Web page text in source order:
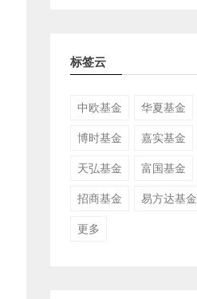
标签云
中欧基金 华夏基金
博时基金 嘉实基金
天弘基金 富国基金
招商基金 易方达基金
更多